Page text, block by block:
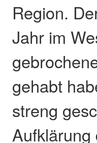
Region.
Jahr im
gehabt
streng
Aufklärung